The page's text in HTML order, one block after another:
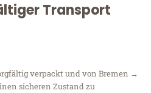
Transport
verpackt und von Bremen →
sicheren Zustand zu